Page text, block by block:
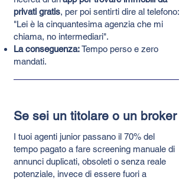
privati gratis, per poi sentirti dire al telefono:
"Lei è la cinquantesima agenzia che mi
chiama, no intermediari".
La conseguenza:Tempo perso e zero
mandati.
Se sei un titolare o un broker
I tuoi agenti junior passano il 70% del
tempo pagato a fare screening manuale di
annunci duplicati, obsoleti o senza reale
potenziale, invece di essere fuori a